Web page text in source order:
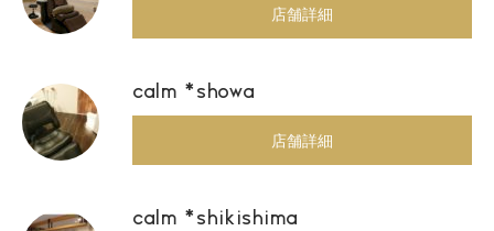
店舗詳細
calm *showa
店舗詳細
calm *shikishima